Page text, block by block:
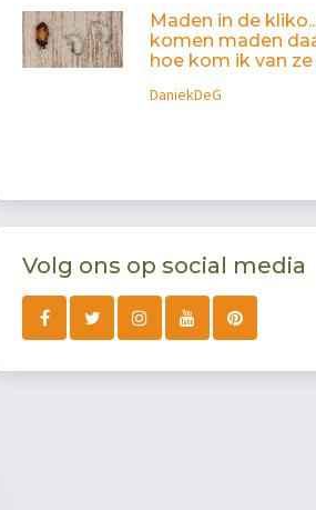
Maden in de
komen maden
hoe kom ik van ze
DaniekDeG
Volg ons op social media